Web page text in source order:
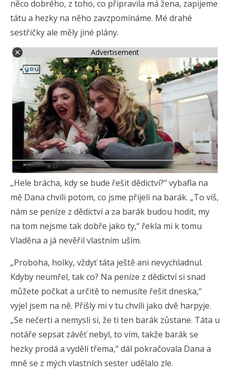
něco dobrého, z toho, co připravila má žena, zapijeme
tátu a hezky na něho zavzpomínáme. Mé drahé
sestřičky ale měly jiné plány.
Advertisement
„Hele brácha, kdy se bude řešit dědictví?“ vybafla na
mě Dana chvíli potom, co jsme přijeli na barák. „To víš,
nám se peníze z dědictví a za barák budou hodit, my
na tom nejsme tak dobře jako ty,“ řekla mi k tomu
Vladěna a já nevěřil vlastním uším.
„Proboha, holky, vždyť táta ještě ani nevychladnul.
Kdyby neumřel, tak co? Na peníze z dědictví si snad
můžete počkat a určitě to nemusíte řešit dneska,“
vyjel jsem na ně. Přišly mi v tu chvíli jako dvě harpyje.
„Se nečerti a nemysli si, že ti ten barák zůstane. Táta u
notáře sepsat závěť nebyl, to vím, takže barák se
hezky prodá a vydělí třema,“ dál pokračovala Dana a
mně se z mých vlastních sester udělalo zle.